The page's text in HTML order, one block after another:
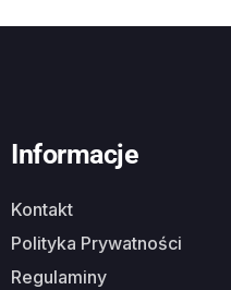
Informacje
Kontakt
Polityka Prywatności
Regulaminy